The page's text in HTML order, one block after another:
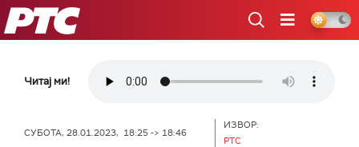
РТС
Читај ми!
СУБОТА, 28.01.2023, 18:25 -> 18:46
ИЗВОР:
РТС